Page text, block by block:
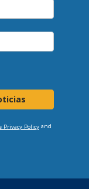
Privacy Policyand